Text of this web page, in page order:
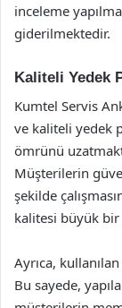
inceleme
giderilmektedir.
Kaliteli Yedek
Kumtel Servis
ve kaliteli yedek
ömrünü
Müşterilerin
şekilde
kalitesi büyük
Ayrıca,
Bu sayede,